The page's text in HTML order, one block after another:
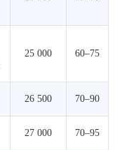
25 000 60–75
26 500 70–90
27 000 70–95